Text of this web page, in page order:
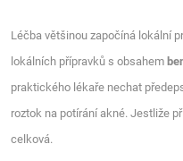
Léčba většinou započíná lokální
lokálních přípravků s obsahem
praktického lékaře nechat
roztok na potírání akné. Jestliže
celková.